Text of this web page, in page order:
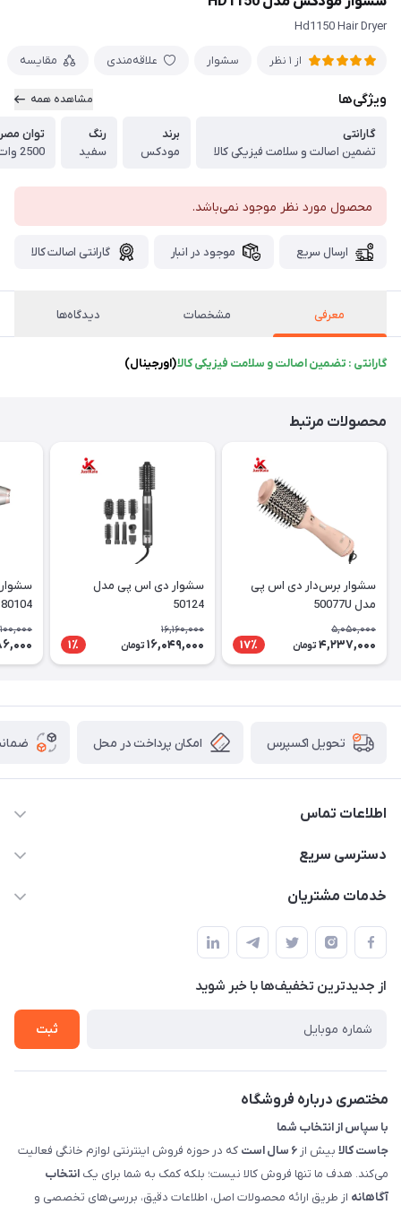
Hd1150 Hair Dryer
از 1 نظر سشوار علاقه‌مندی مقایسه
ویژگی‌ها مشاهده همه
گارانتی
تضمین اصالت و سلامت فیزیکی کالا
برند
مودکس
رنگ
سفید
توان
2500 وات
محصول مورد نظر موجود نمی‌باشد.
ارسال سریع موجود در انبار گارانتی اصالت کالا
معرفی مشخصات دیدگاه‌ها
گارانتی : تضمین اصالت و سلامت فیزیکی کالا(اورجینال)
محصولات مرتبط
سشوار برس‌دار دی اس پی
مدل 50077U
5,050,000
4,237,000 تومان 17٪
سشوار دی اس پی مدل
50124
16,160,000
16,049,000 تومان 1٪
تحویل اکسپرس امکان پرداخت در محل
اطلاعات تماس
09398557137
سمت چپ (فروشگاه صوتی عباسی) - "تحویل حضوری فقط با
هماهنگی"
دسترسی سریع
لیست محصولات
حساب کاربری
تماس با ما
خدمات مشتریان
راهنما
پرسش های شما
شرایط و ضوابط گارانتی
روش های بازگرداندن کالا
از جدید‌ترین تخفیف‌ها با‌ خبر شوید
ثبت
مختصری درباره فروشگاه
با سپاس از انتخاب شما
جاست کالا بیش از ۶ سال است
که در حوزه فروش اینترنتی لوازم خانگی فعالیت
می‌کند. هدف ما تنها فروش کالا نیست؛ بلکه کمک به شما برای یک انتخاب
آگاهانه از طریق ارائه محصولات اصل، اطلاعات دقیق، بررسی‌های تخصصی و